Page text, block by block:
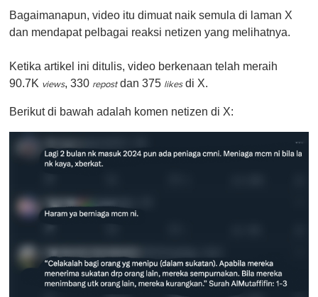
Bagaimanapun, video itu dimuat naik semula di laman X
dan mendapat pelbagai reaksi netizen yang melihatnya.
Ketika artikel ini ditulis, video berkenaan telah meraih
90.7K views, 330 repostdan 375 likesdi X.
Berikut di bawah adalah komen netizen di X: